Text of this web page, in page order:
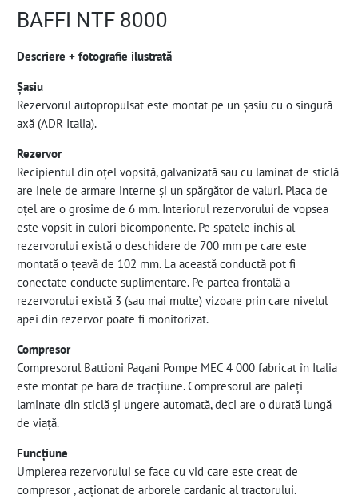
BAFFI NTF 8000
Descriere + fotografie ilustrată
Şasiu
Rezervorul autopropulsat este montat pe un șasiu cu o singură
axă (ADR Italia).
Rezervor
Recipientul din oțel vopsită, galvanizată sau cu laminat de sticlă
are inele de armare interne și un spărgător de valuri. Placa de
oțel are o grosime de 6 mm. Interiorul rezervorului de vopsea
este vopsit în culori bicomponente. Pe spatele închis al
rezervorului există o deschidere de 700 mm pe care este
montată o țeavă de 102 mm. La această conductă pot fi
conectate conducte suplimentare. Pe partea frontală a
rezervorului există 3 (sau mai multe) vizoare prin care nivelul
apei din rezervor poate fi monitorizat.
Compresor
Compresorul Battioni Pagani Pompe MEC 4 000 fabricat în Italia
este montat pe bara de tracțiune. Compresorul are paleți
laminate din sticlă și ungere automată, deci are o durată lungă
de viață.
Funcțiune
Umplerea rezervorului se face cu vid care este creat de
compresor , acționat de arborele cardanic al tractorului.